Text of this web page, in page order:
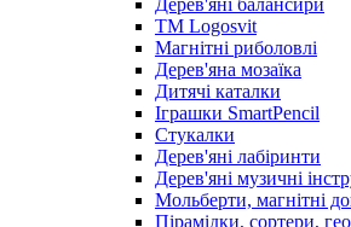
Дерев'яні балансири
TM Logosvit
Магнітні риболовлі
Дерев'яна мозаїка
Дитячі каталки
Іграшки SmartPencil
Стукалки
Дерев'яні лабіринти
Дерев'яні музичні
Мольберти, магнітні
Пірамідки, сортери,